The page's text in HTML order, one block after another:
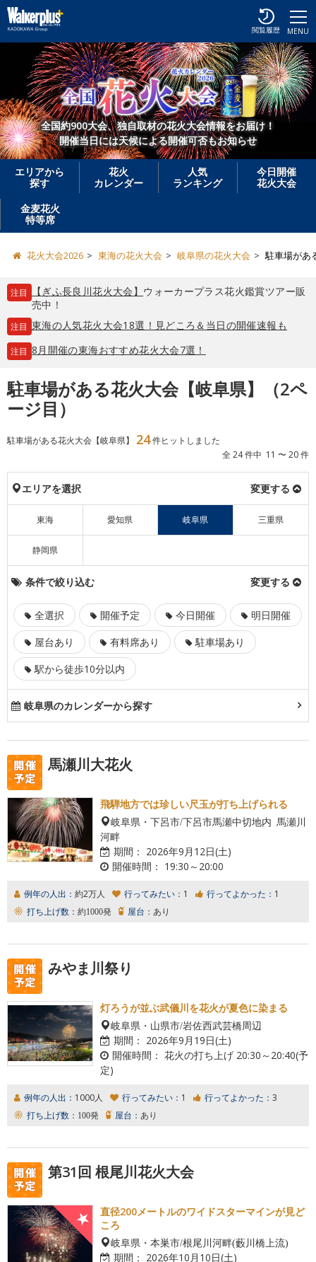
MENU
閲覧履歴
全国約900大会、独自取材の花火大会情報をお届け！
開催当日には天候による開催可否もお知らせ
エリアから
探す
花火
カレンダー
人気
ランキング
今日開催
花火大会
金麦花火
特等席
花火大会2026 東海の花火大会 岐阜県の花火大会 駐車場があ
注目 【ぎふ長良川花火大会】 ウォーカープラス花火鑑賞ツアー販
売中！
注目 東海の人気花火大会18選！見どころ＆当日の開催速報も
注目 8月開催の東海おすすめ花火大会7選！
駐車場がある花火大会【岐阜県】（2ペ
ージ目）
駐車場がある花火大会【岐阜県】 24件ヒットしました
全 24 件中 11 〜 20 件
エリアを選択 変更する
東海 愛知県 岐阜県 三重県
静岡県
条件で絞り込む 変更する
全選択 開催予定 今日開催
明日開催
屋台あり
有料席あり
駐車場あり
駅から徒歩10分以内
岐阜県のカレンダーから探す
馬瀬川大花火
飛騨地方では珍しい尺玉が打ち上げられる
岐阜県・下呂市/下呂市馬瀬中切地内 馬瀬川
河畔
期間： 2026年9月12日(土)
開催時間： 19:30～20:00
例年の人出： 約2万人 行ってみたい： 1 行ってよかった： 1
打ち上げ数： 約1000発 屋台： あり
みやま川祭り
灯ろうが並ぶ武儀川を花火が夏色に染まる
岐阜県・山県市/岩佐西武芸橋周辺
期間： 2026年9月19日(土)
開催時間： 花火の打ち上げ 20:30～20:40(予
定)
例年の人出： 1000人 行ってみたい： 1 行ってよかった： 3
打ち上げ数： 100発 屋台： あり
第31回 根尾川花火大会
直径200メートルのワイドスターマインが見ど
ころ
岐阜県・本巣市/根尾川河畔(藪川橋上流)
期間： 2026年10月10日(土)